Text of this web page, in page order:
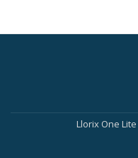
Menu
Llorix One Lite